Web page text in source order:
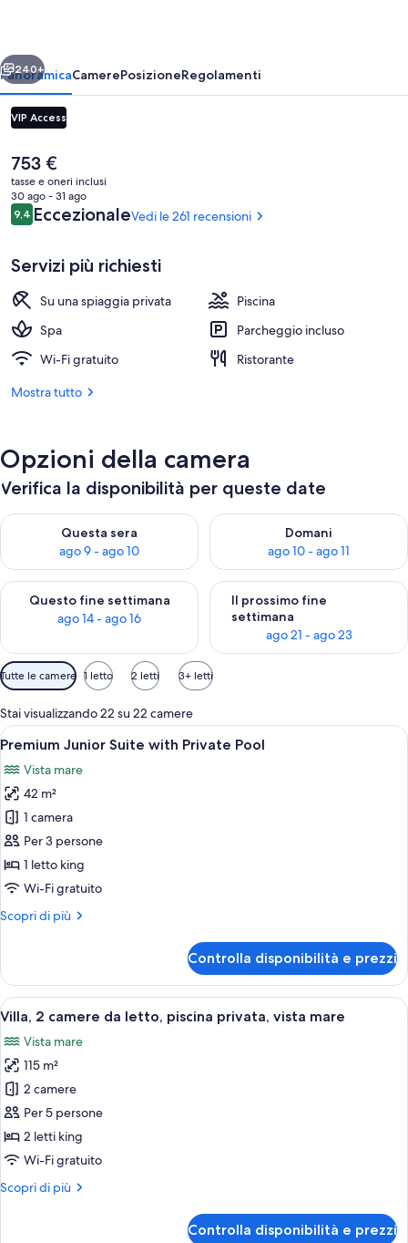
Avanti
240+
PanoramicaCamerePosizioneRegolamenti
VIP Access
Il
prezzo
attuale
è
753 €
753 €
tasse e oneri inclusi
30 ago - 31 ago
Recensioni
9,49,4 su 10
EccezionaleVedi le 261 recensioni
Servizi più richiesti
Su una spiaggia privata
Piscina
Spa
Parcheggio incluso
Wi-Fi gratuito
Ristorante
Mostra tutto
Opzioni della camera
Verifica la disponibilità per queste date
Questa sera
ago 9 - ago 10
Verifica la disponibilità per questa sera, ago 9 - ago 10
Domani
ago 10 - ago 11
Verifica la disponibilità per
Questo fine settimana
ago 14 - ago 16
Verifica la disponibilità per questo fine settimana, ago 14 -
Il prossimo fine
settimana
ago 21 - ago 23
Verifica la disponibilità per il
Filtri
disponibili
per
le
camere
Tutte le camere 1 letto 2 letti 3+ letti
Stai visualizzando 22 su 22 camere
Apri
tutte
le
foto
per
Premium
Junior
Suite
Private
Una camera d'albergo con un
6
Premium Junior Suite with Private Pool
Vista mare
42 m²
1 camera
Per 3 persone
1 letto king
Wi-Fi gratuito
Scopri di più
Altri
Junior
Suite
with
Pool
Controlla disponibilità e prezzi
Apri
tutte
le
foto
per
Villa,
2
camere
letto,
Una camera moderna con un tavolo
20
Villa, 2 camere da letto, piscina privata, vista mare
Vista mare
115 m²
2 camere
Per 5 persone
2 letti king
Wi-Fi gratuito
Scopri di più
Altri
Controlla disponibilità e prezzi